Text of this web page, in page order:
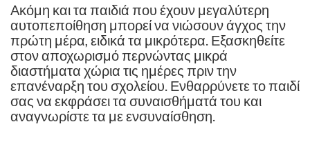
Ακόμη και τα παιδιά που έχουν μεγαλύτερη
αυτοπεποίθηση μπορεί να νιώσουν άγχος την
πρώτη μέρα, ειδικά τα μικρότερα. Εξασκηθείτε
στον αποχωρισμό περνώντας μικρά
διαστήματα χώρια τις ημέρες πριν την
επανέναρξη του σχολείου. Ενθαρρύνετε το παιδί
σας να εκφράσει τα συναισθήματά του και
αναγνωρίστε τα με ενσυναίσθηση.